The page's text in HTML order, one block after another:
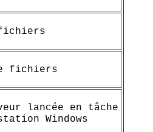
fichiers
fichiers
lancée en tâche
Windows